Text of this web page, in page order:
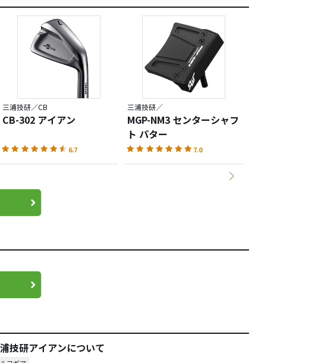
三浦技研／CB
CB-302 アイアン
6.7
三浦技研／
MGP-NM3 センターシャフ
ト パター
7.0
技研アイアンについて